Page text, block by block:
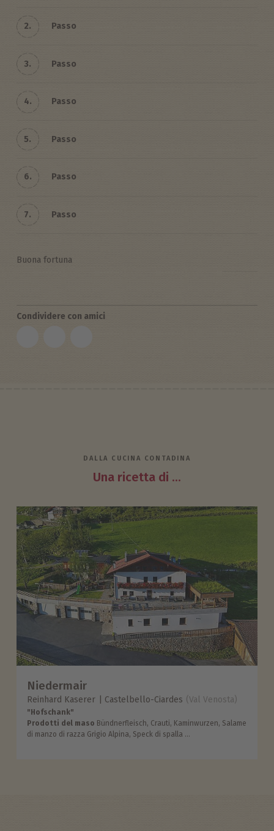
2. Passo
3. Passo
4. Passo
5. Passo
6. Passo
7. Passo
Buona fortuna
Condividere con amici
DALLA CUCINA CONTADINA
Una ricetta di ...
Niedermair
Reinhard Kaserer Castelbello-Ciardes (Val Venosta)
"Hofschank"
Prodotti del maso Bündnerfleisch, Crauti, Kaminwurzen, Salame
di manzo di razza Grigio Alpina, Speck di spalla ...